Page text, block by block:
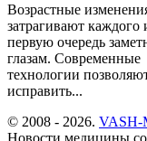
Возрастные
затрагивают каждого
первую очередь
глазам. Современные
технологии
исправить...
© 2008 - 2026.
Новости медицины